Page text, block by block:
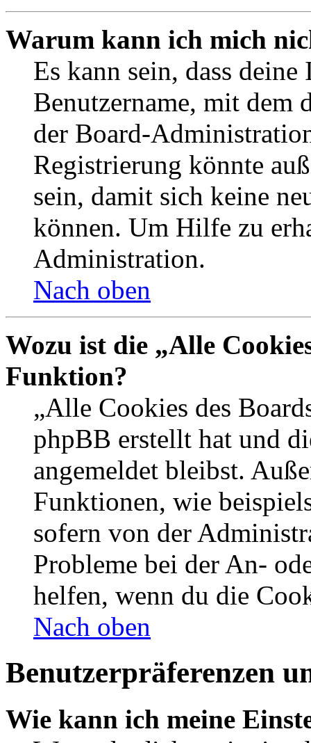
Warum kann ich mich
Es kann sein, dass
Benutzername, mit dem
der Board-
Registrierung könnte
sein, damit sich keine
können. Um Hilfe zu
Administration.
Nach oben
Wozu ist die „Alle
Funktion?
„Alle Cookies des
phpBB erstellt hat und
angemeldet bleibst.
Funktionen, wie
sofern von der
Probleme bei der An-
helfen, wenn du die
Nach oben
Benutzerpräferenzen
Wie kann ich meine